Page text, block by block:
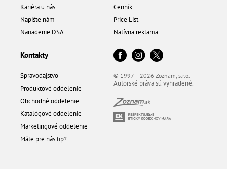
Kariéra u nás
Napíšte nám
Nariadenie DSA
Cenník
Price List
Natívna reklama
Kontakty
Spravodajstvo
Produktové oddelenie
Obchodné oddelenie
Katalógové oddelenie
Marketingové oddelenie
Máte pre nás tip?
© 1997 – 2026 Zoznam, s.r.o.
Autorské práva sú vyhradené.